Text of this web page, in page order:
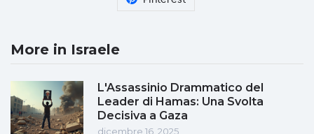
More in Israele
L'Assassinio Drammatico del
Leader di Hamas: Una Svolta
Decisiva a Gaza
dicembre 16, 2025